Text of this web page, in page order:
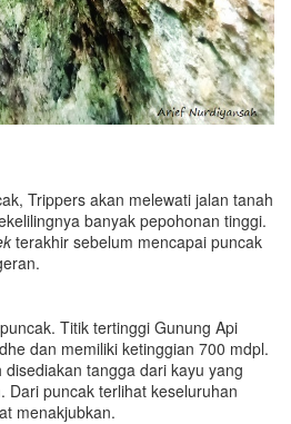
Trippers akan melewati jalan tanah
banyak pepohonan tinggi.
terakhir sebelum mencapai puncak
Titik tertinggi Gunung Api
dan memiliki ketinggian 700 mdpl.
tangga dari kayu yang
Dari puncak terlihat keseluruhan
menakjubkan.